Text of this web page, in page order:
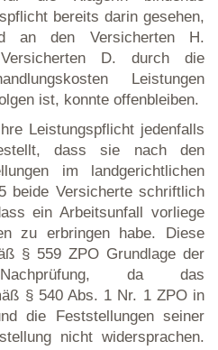
bereits darin gesehen,
an den Versicherten H.
D. durch die
Leistungen
ist, konnte offenbleiben.
Leistungspflicht jedenfalls
dass sie nach den
im landgerichtlichen
beide Versicherte schriftlich
ein Arbeitsunfall vorliege
zu erbringen habe. Diese
§ 559 ZPO Grundlage der
Nachprüfung, da das
§ 540 Abs. 1 Nr. 1 ZPO in
die Feststellungen seiner
nicht widersprachen.